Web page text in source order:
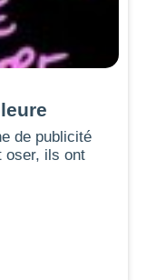
de publicité
oser, ils ont